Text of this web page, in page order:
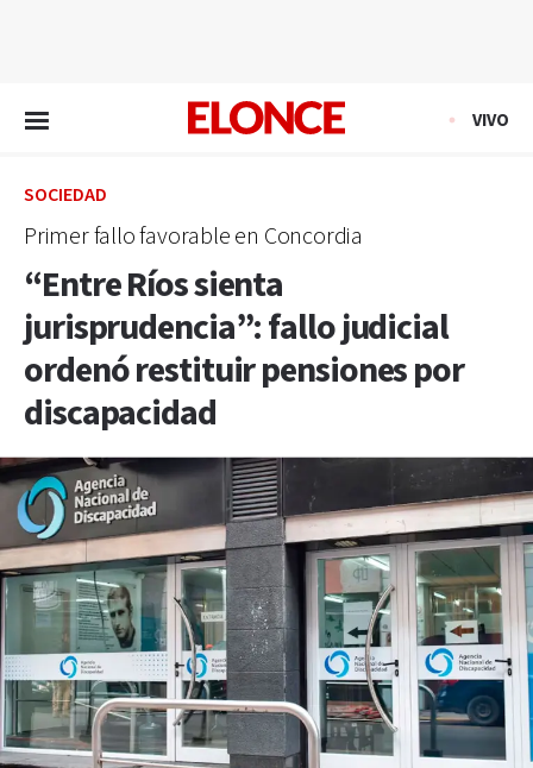
VIVO
SOCIEDAD
Primer fallo favorable en Concordia
“Entre Ríos sienta
jurisprudencia”: fallo judicial
ordenó restituir pensiones por
discapacidad